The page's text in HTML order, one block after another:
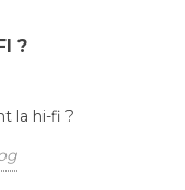
?
la hi-fi ?